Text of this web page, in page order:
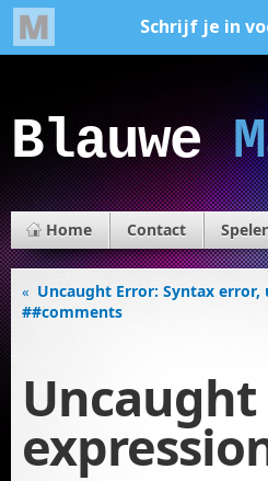
Blauwe
Home Contact
« Uncaught Error: Syntax
##comments